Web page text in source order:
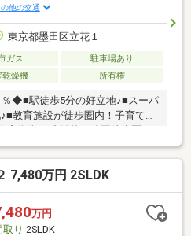
の他の交通
東京都墨田区立花１
ガス
駐車場あり
乾燥機 所有権
◆■駅徒歩5分の好立地♪■スーパ
教育施設が徒歩圏内！子育てに
線×省エネ設備！ママも嬉しい快
件も、ご一緒にご案内致しま
元で１０年以上の業界経験者
夜でもお客様に合わせてご案
朝夕！涼しい時間にゆったり貸
7,480万円 2SLDK
万円
取り 2SLDK